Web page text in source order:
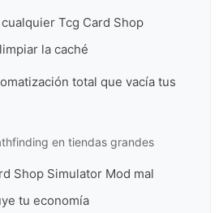
Tcg Card Shop
la caché
total que vacía tus
en tiendas grandes
Shop Simulator Mod mal
tu economía